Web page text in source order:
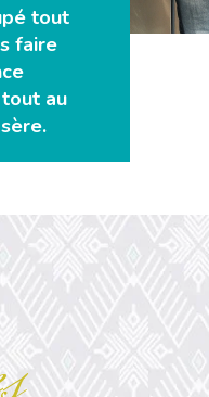
tout
faire
au